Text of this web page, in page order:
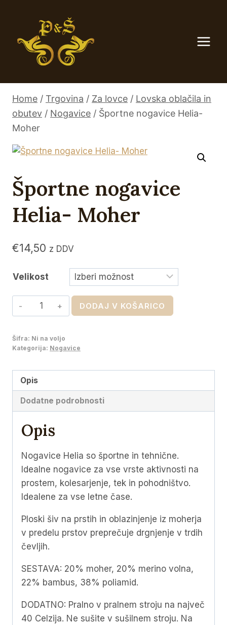
Home / Trgovina / Za lovce / Lovska oblačila in
obutev / Nogavice / Športne nogavice Helia-
Moher
Športne nogavice
Helia- Moher
€14,50 z DDV
Velikost
Športne
nogavice
Moher
DODAJ V KOŠARICO
Šifra: Ni na voljo
Kategorija: Nogavice
Opis
Dodatne podrobnosti
Opis
Nogavice Helia so športne in tehnične.
Idealne nogavice za vse vrste aktivnosti na
prostem, kolesarjenje, tek in pohodništvo.
Idealene za vse letne čase.
Ploski šiv na prstih in oblazinjenje iz moherja
v predelu prstov preprečuje drgnjenje v trdih
čevljih.
SESTAVA: 20% moher, 20% merino volna,
22% bambus, 38% poliamid.
DODATNO: Pralno v pralnem stroju na največ
40 Celzija. Ne sušite v sušilnem stroju. Na